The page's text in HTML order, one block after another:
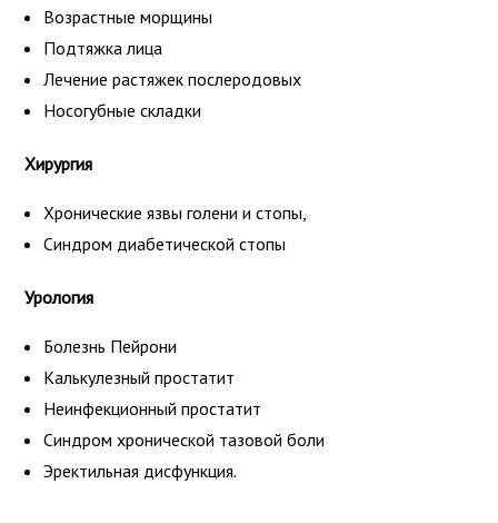
Возрастные морщины
Подтяжка лица
Лечение растяжек послеродовых
Носогубные складки
Хирургия
Хронические язвы голени и стопы,
Синдром диабетической стопы
Урология
Болезнь Пейрони
Калькулезный простатит
Неинфекционный простатит
Синдром хронической тазовой боли
Эректильная дисфункция.